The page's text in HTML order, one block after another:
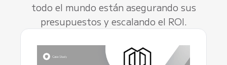
todo el mundo están asegurando sus
presupuestos y escalando el ROI.